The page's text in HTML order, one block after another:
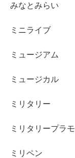
みなとみらい
ミニライブ
ミュージアム
ミュージカル
ミリタリー
ミリタリープラモ
ミリペン